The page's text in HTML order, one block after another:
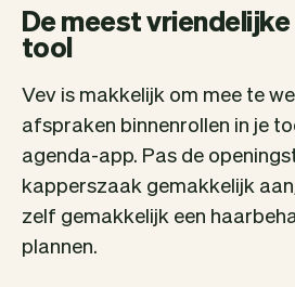
De meest
tool
Vev is makkelijk om mee te
afspraken binnenrollen in je
agenda-app. Pas de
kapperszaak gemakkelijk
zelf gemakkelijk een
plannen.